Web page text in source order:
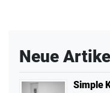
Neue Artikel
Simple